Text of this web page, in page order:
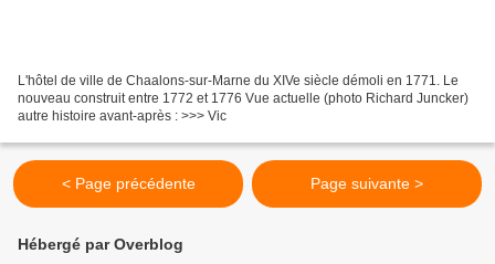
L'hôtel de ville de Chaalons-sur-Marne du XIVe siècle démoli en 1771. Le
nouveau construit entre 1772 et 1776 Vue actuelle (photo Richard Juncker)
autre histoire avant-après : >>> Vic
< Page précédente Page suivante >
Hébergé par Overblog